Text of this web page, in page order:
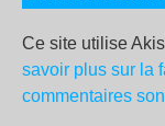
Ce site utilise
savoir plus sur la
commentaires